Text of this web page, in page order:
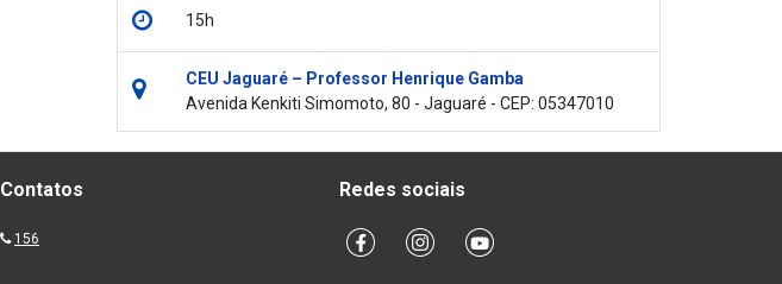
15h
CEU Jaguaré – Professor Henrique Gamba
Avenida Kenkiti Simomoto, 80 - Jaguaré - CEP: 05347010
Contatos
156
Redes sociais